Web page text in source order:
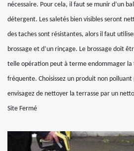
nécessaire. Pour cela, il faut se munir d’un
détergent. Les saletés bien visibles seront
des taches sont résistantes, alors il faut
brossage et d’un rinçage. Le brossage doit
telle opération peut à terme endommager la
fréquente. Choisissez un produit non
envisagez de nettoyer la terrasse par un
Site Fermé